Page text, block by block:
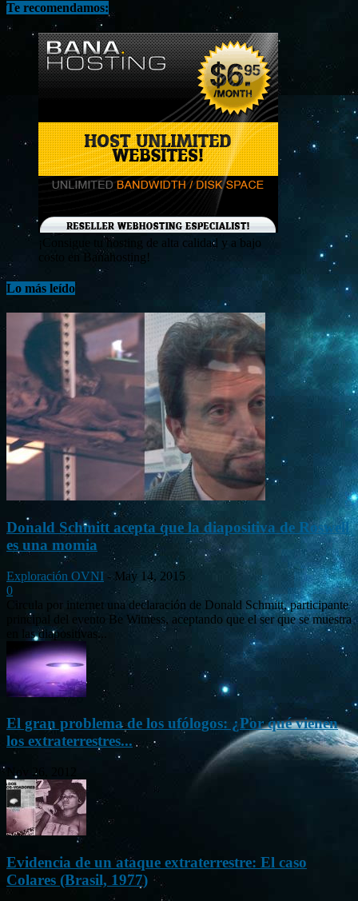
Te recomendamos:
¡Consigue tu hosting de alta calidad y a bajo
costo en Banahosting!
Lo más leído
Donald Schmitt acepta que la diapositiva de Roswell
es una momia
Exploración OVNI - May 14, 2015
0
Circula por internet una declaración de Donald Schmitt, participante
principal del evento Be Witness, aceptando que el ser que se muestra
en las diapositivas...
El gran problema de los ufólogos: ¿Por qué vienen
los extraterrestres...
Nov 26, 2012
Evidencia de un ataque extraterrestre: El caso
Colares (Brasil, 1977)